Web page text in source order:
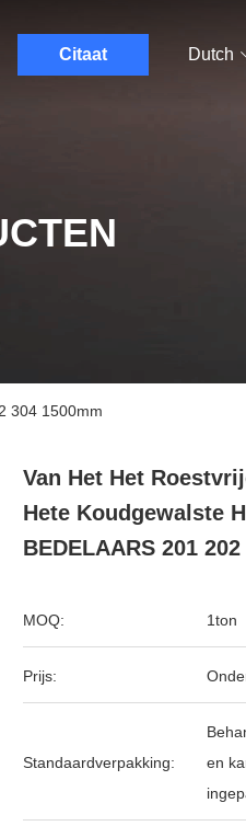
Citaat Dutch
304 1500mm
Van Het Het
Hete Koudgewalste
BEDELAARS 201
MOQ: 1ton
Prijs:
Standaardverpakking:
en